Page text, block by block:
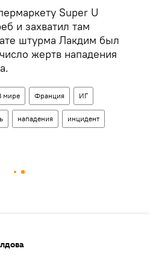
Super U
и захватил там
штурма Лакдим был
жертв нападения
мире Франция ИГ
нападения инцидент